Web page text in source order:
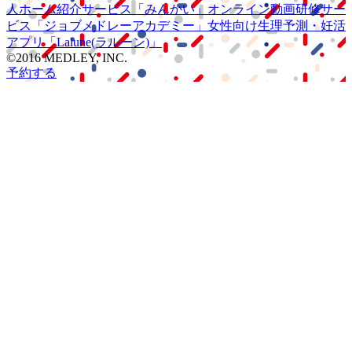
人ホーム紹介サービス
「みんかい」 オンライン動画研修サー
ビス
「ジョブメドレーアカデミー」 女性向け生理予測・妊活
アプリ「Lalune(ラルーン)」
©2016 MEDLEY, INC.
予約する